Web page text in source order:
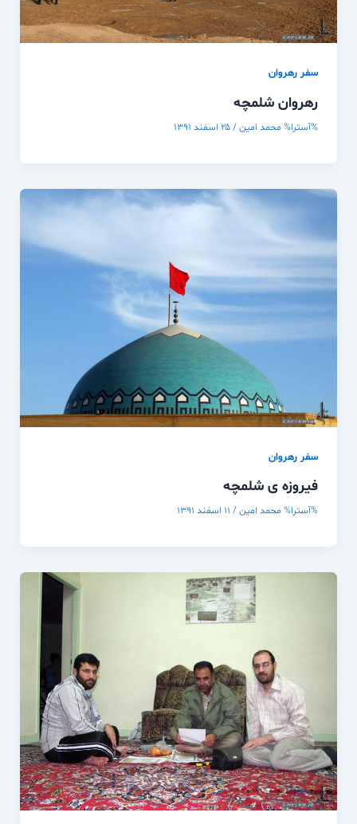
سفر رهروان
رهروان شلمچه
%آسترا% محمد امین/۲۵ اسفند ۱۳۹۱
سفر رهروان
فیروزه ی شلمچه
%آسترا% محمد امین/ ۱۱ اسفند ۱۳۹۱